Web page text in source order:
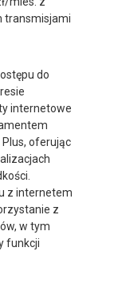
transmisjami
do
internetowe
oferując
z internetem
z
w tym
funkcji